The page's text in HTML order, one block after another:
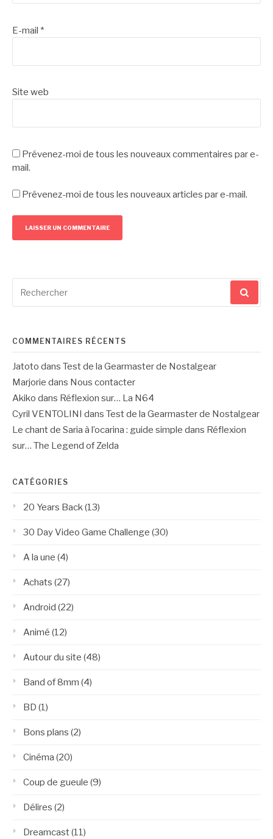
E-mail *
Site web
Prévenez-moi de tous les nouveaux commentaires par e-
mail.
Prévenez-moi de tous les nouveaux articles par e-mail.
pour
COMMENTAIRES RÉCENTS
Jatoto dans Test de la Gearmaster de Nostalgear
Marjorie dans Nous contacter
Akiko dans Réflexion sur… La N64
Cyril VENTOLINI
dans Test de la Gearmaster de Nostalgear
Le chant de Saria à l’ocarina : guide simple dans Réflexion
sur… The Legend of Zelda
CATÉGORIES
20 Years Back(13)
30 Day Video Game Challenge (30)
A la une (4)
Achats (27)
Android (22)
Animé (12)
Autour du site (48)
Band of 8mm (4)
BD (1)
Bons plans (2)
Cinéma (20)
Coup de gueule (9)
Délires (2)
Dreamcast(11)